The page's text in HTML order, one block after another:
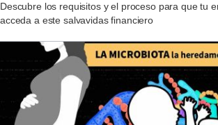
Descubre los requisitos y el proceso para que tu
acceda a este salvavidas financiero